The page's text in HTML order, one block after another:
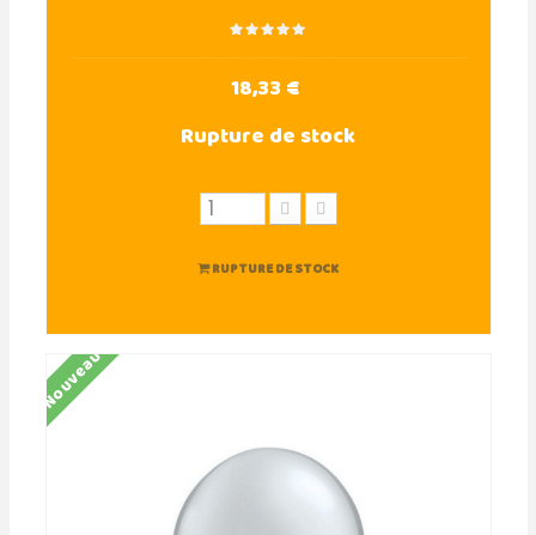
18,33 €
Rupture de stock
RUPTURE DE STOCK
Nouveau